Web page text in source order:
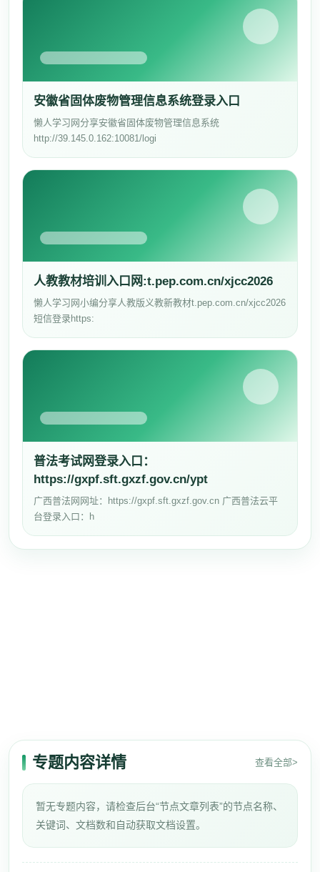
安徽省固体废物管理信息系统登录入口
懒人学习网分享安徽省固体废物管理信息系统
http://39.145.0.162:10081/logi
人教教材培训入口网:t.pep.com.cn/xjcc2026
懒人学习网小编分享人教版义教新教材t.pep.com.cn/xjcc2026
短信登录https:
普法考试网登录入口：
https://gxpf.sft.gxzf.gov.cn/ypt
广西普法网网址：https://gxpf.sft.gxzf.gov.cn 广西普法云平
台登录入口：h
专题内容详情 查看全部>
暂无专题内容，请检查后台“节点文章列表”的节点名称、
关键词、文档数和自动获取文档设置。